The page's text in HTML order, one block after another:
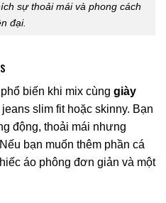
sự thoải mái và phong cách
đại.
biến khi mix cùng giày
slim fit hoặc skinny. Bạn
động, thoải mái nhưng
bạn muốn thêm phần cá
áo phông đơn giản và một